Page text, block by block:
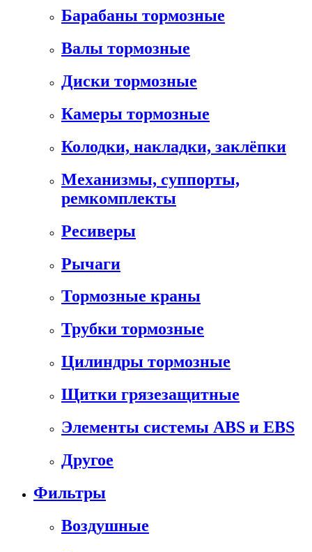
Барабаны тормозные
Валы тормозные
Диски тормозные
Камеры тормозные
Колодки, накладки, заклёпки
Механизмы, суппорты,
ремкомплекты
Ресиверы
Рычаги
Тормозные краны
Трубки тормозные
Цилиндры тормозные
Щитки грязезащитные
Элементы системы ABS и EBS
Другое
Фильтры
Воздушные